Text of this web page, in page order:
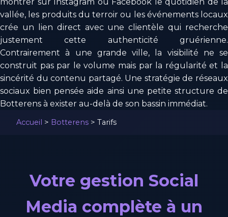
vallée, les produits du terroir ou les événements locaux
crée un lien direct avec une clientèle qui recherche
justement cette authenticité gruérienne.
Contrairement à une grande ville, la visibilité ne se
construit pas par le volume mais par la régularité et la
sincérité du contenu partagé. Une stratégie de réseaux
sociaux bien pensée aide ainsi une petite structure de
Botterens à exister au-delà de son bassin immédiat.
Accueil > Botterens > Tarifs
Votre gestion Social
Media complète à un